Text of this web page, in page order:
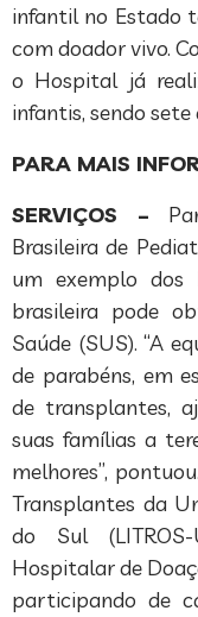
infantil no Estado
com doador vivo.
o Hospital já
infantis, sendo
PARA MAIS
SERVIÇOS –
Brasileira de
um exemplo dos
brasileira pode
Saúde (SUS). “A
de parabéns, em
de transplantes,
suas famílias a
melhores”,
Transplantes da
do Sul
Hospitalar de
participando de